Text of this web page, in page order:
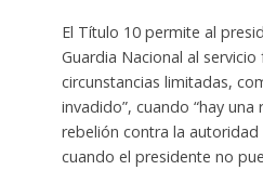
El Título 10 permite al
Guardia Nacional al
circunstancias limitadas,
invadido”, cuando “hay
rebelión contra la autoridad
cuando el presidente no